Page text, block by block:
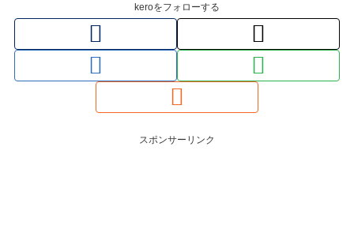
keroをフォローする
スポンサーリンク